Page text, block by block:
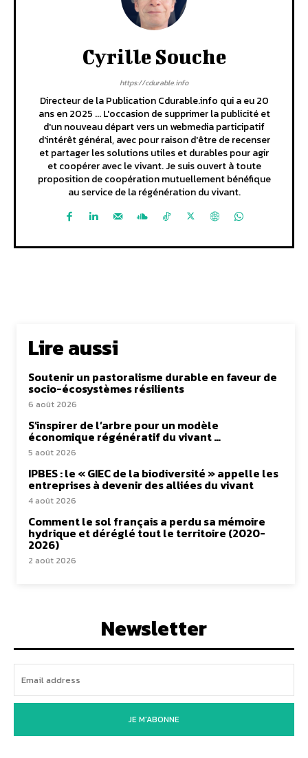
Cyrille Souche
https://cdurable.info
Directeur de la Publication Cdurable.info qui a eu 20
ans en 2025 ... L'occasion de supprimer la publicité et
d'un nouveau départ vers un webmedia participatif
d'intérêt général, avec pour raison d'être de recenser
et partager les solutions utiles et durables pour agir
et coopérer avec le vivant. Je suis ouvert à toute
proposition de coopération mutuellement bénéfique
au service de la régénération du vivant.
Lire aussi
Soutenir un pastoralisme durable en faveur de
socio-écosystèmes résilients
6 août 2026
S’inspirer de l’arbre pour un modèle
économique régénératif du vivant …
5 août 2026
IPBES : le « GIEC de la biodiversité » appelle les
entreprises à devenir des alliées du vivant
4 août 2026
Comment le sol français a perdu sa mémoire
hydrique et déréglé tout le territoire (2020-
2026)
2 août 2026
Newsletter
JE M'ABONNE